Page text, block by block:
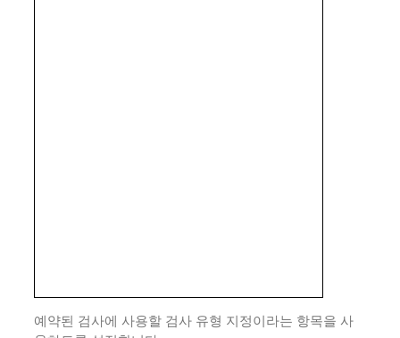
예약된 검사에 사용할 검사 유형 지정이라는 항목을 사